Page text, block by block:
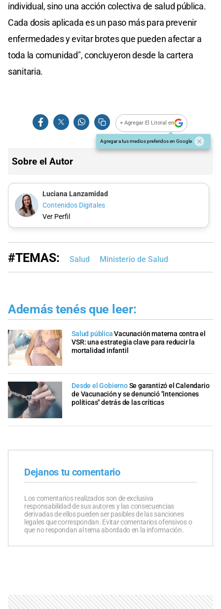
individual, sino una acción colectiva de salud pública.
Cada dosis aplicada es un paso más para prevenir
enfermedades y evitar brotes que pueden afectar a
toda la comunidad", concluyeron desde la cartera
sanitaria.
+ Agregar El Litoral en
Agregar a tus medios preferidos en Google
Sobre el Autor
Luciana Lanzamidad
Contenidos Digitales
Ver Perfil
#TEMAS: Salud Ministerio de Salud
Además tenés que leer:
Salud públicaVacunación materna contra el
VSR: una estrategia clave para reducir la
mortalidad infantil
Desde el GobiernoSe garantizó el Calendario
de Vacunación y se denunció "intenciones
políticas" detrás de las críticas
Dejanos tu comentario
Los comentarios realizados son de exclusiva
responsabilidad de sus autores y las consecuencias
derivadas de ellos pueden ser pasibles de las sanciones
legales que correspondan. Evitar comentarios ofensivos o
que no respondan al tema abordado en la información.